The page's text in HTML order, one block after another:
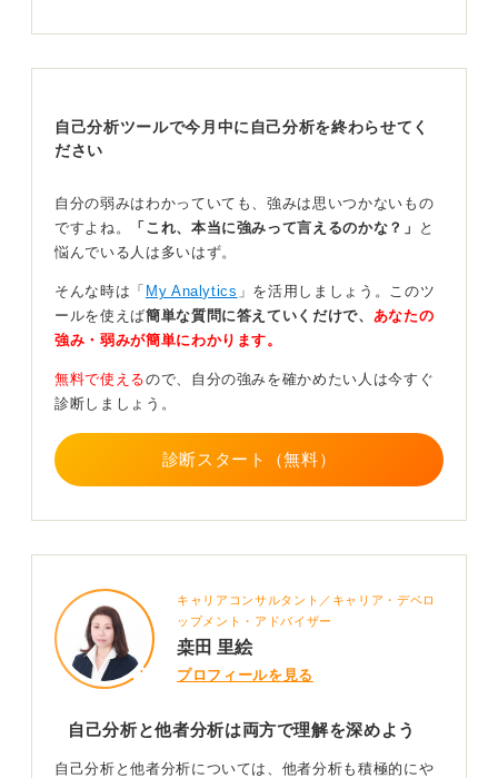
は気付けない側面があるのも事実です。
他者分析の最大のメリットは、「自分にとっては当たり
る」点にあります。
他者分析をおこなう際は、自分のことをよく知る友人に
「私の長所や特徴は何だと思う？」「私の良いところは
どこだと思う？」とインタビューしてみるのが良いでし
「他己分析 質問項目」などで検索すれば、さまざまな
項目がみつかります。自分では意識していなかった意外
な強みを発見することで、自己理解がより一層深まりま
自己分析ツールで今月中に自己分析を終わらせてく
ださい
自分の弱みはわかっていても、強みは思いつかないもの
ですよね。
「これ、本当に強みって言えるのかな？」
と
悩んでいる人は多いはず。
そんな時は「 My Analytics 」を活用しましょう。このツ
ールを使えば簡単な質問に答えていくだけで、 あなたの
強み・弱みが簡単にわかります。
無料で使えるので、自分の強みを確かめたい人は今すぐ
診断しましょう。
診断スタート（無料）
キャリアコンサルタント／キャリア・デベロ
ップメント・アドバイザー
桒田 里絵
プロフィールを見る
自己分析と他者分析は両方で理解を深めよう
自己分析と他者分析については、他者分析も積極的にや